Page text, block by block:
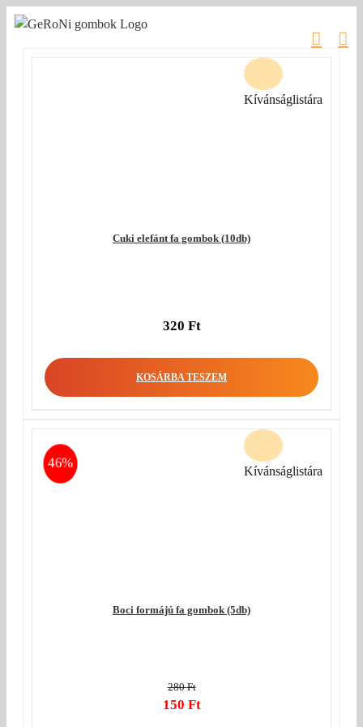
Kihagyás
Cuki elefánt fa gombok (10db)
320 Ft
KOSÁRBA TESZEM
Kívánságlistára
46%
Boci formájú fa gombok (5db)
280Ft
Original
150 Ft
Kívánságlistára